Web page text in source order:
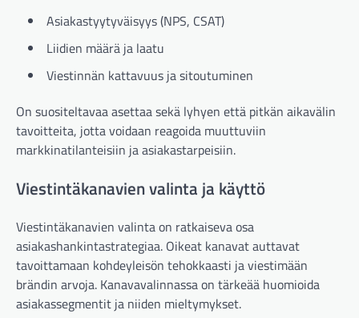
Asiakastyytyväisyys (NPS, CSAT)
Liidien määrä ja laatu
Viestinnän kattavuus ja sitoutuminen
On suositeltavaa asettaa sekä lyhyen että pitkän aikavälin
tavoitteita, jotta voidaan reagoida muuttuviin
markkinatilanteisiin ja asiakastarpeisiin.
Viestintäkanavien valinta ja käyttö
Viestintäkanavien valinta on ratkaiseva osa
asiakashankintastrategiaa. Oikeat kanavat auttavat
tavoittamaan kohdeyleisön tehokkaasti ja viestimään
brändin arvoja. Kanavavalinnassa on tärkeää huomioida
asiakassegmentit ja niiden mieltymykset.